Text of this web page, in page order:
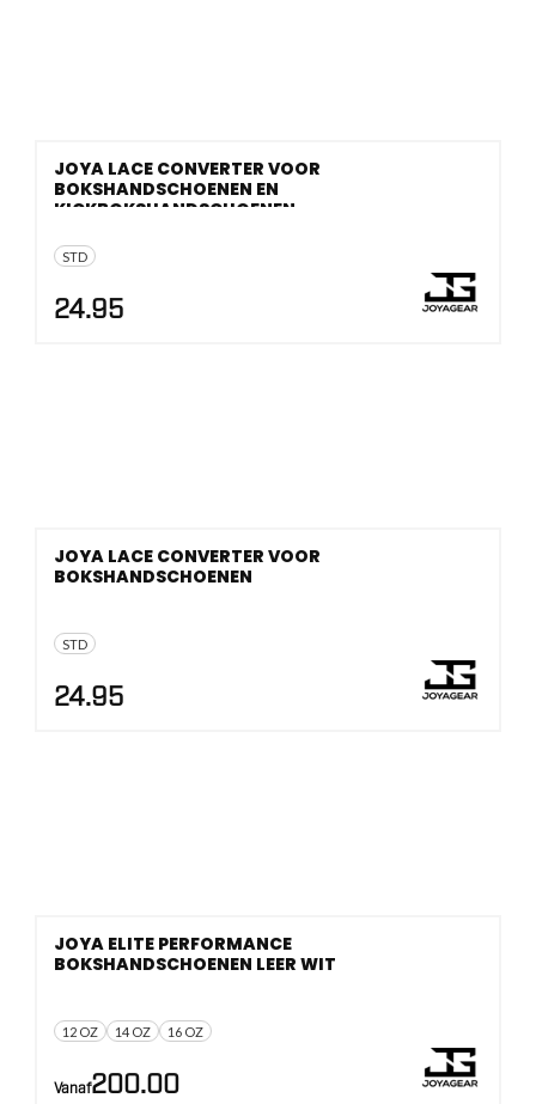
STD
JOYA LACE CONVERTER VOOR
BOKSHANDSCHOENEN EN
KICKBOKSHANDSCHOENEN
24.95
STD
JOYA LACE CONVERTER VOOR
BOKSHANDSCHOENEN
24.95
12 OZ 14 OZ 16 OZ
JOYA ELITE PERFORMANCE
BOKSHANDSCHOENEN LEER WIT
Vanaf200.00